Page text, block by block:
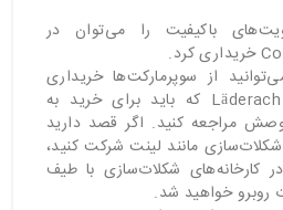
باکیفیت را می‌توان در
از سوپرمارکت‌ها خریداری
کنید به جز برند Läderach که باید برای خرید به
مراجعه کنید. اگر قصد دارید
مانند لینت شرکت کنید،
کارخانه‌های شکلات‌سازی با طیف
روبرو خواهید شد.